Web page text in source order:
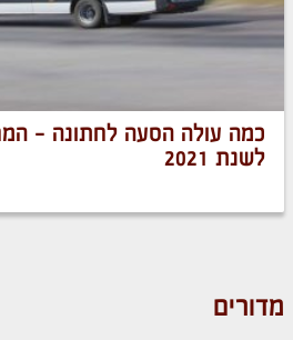
כמה עולה הסעה לחתונה -
לשנת 2021
מדורים